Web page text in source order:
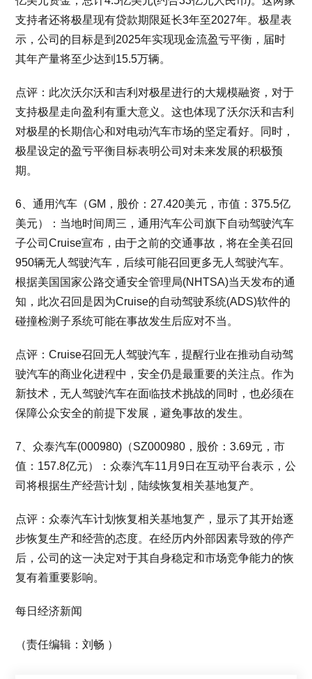
支持者还将极星现有贷款期限延长3年至2027年。极星表
示，公司的目标是到2025年实现现金流盈亏平衡，届时
其年产量将至少达到15.5万辆。
点评：此次沃尔沃和吉利对极星进行的大规模融资，对于
支持极星走向盈利有重大意义。这也体现了沃尔沃和吉利
对极星的长期信心和对电动汽车市场的坚定看好。同时，
极星设定的盈亏平衡目标表明公司对未来发展的积极预
期。
6、通用汽车（GM，股价：27.420美元，市值：375.5亿
美元）：当地时间周三，通用汽车公司旗下自动驾驶汽车
子公司Cruise宣布，由于之前的交通事故，将在全美召回
950辆无人驾驶汽车，后续可能召回更多无人驾驶汽车。
根据美国国家公路交通安全管理局(NHTSA)当天发布的通
知，此次召回是因为Cruise的自动驾驶系统(ADS)软件的
碰撞检测子系统可能在事故发生后应对不当。
点评：Cruise召回无人驾驶汽车，提醒行业在推动自动驾
驶汽车的商业化进程中，安全仍是最重要的关注点。作为
新技术，无人驾驶汽车在面临技术挑战的同时，也必须在
保障公众安全的前提下发展，避免事故的发生。
7、众泰汽车(000980)（SZ000980，股价：3.69元，市
值：157.8亿元）：众泰汽车11月9日在互动平台表示，公
司将根据生产经营计划，陆续恢复相关基地复产。
点评：众泰汽车计划恢复相关基地复产，显示了其开始逐
步恢复生产和经营的态度。在经历内外部因素导致的停产
后，公司的这一决定对于其自身稳定和市场竞争能力的恢
复有着重要影响。
每日经济新闻
（责任编辑：刘畅 ）